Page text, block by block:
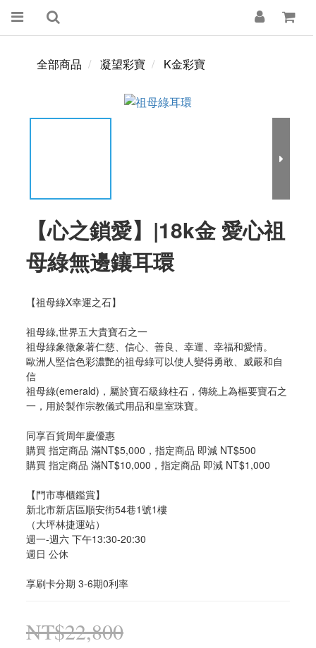
全部商品 凝望彩寶 K金彩寶
【心之鎖愛】|18k金 愛心祖
母綠無邊鑲耳環
【祖母綠X幸運之石】
祖母綠,世界五大貴寶石之一
祖母綠象徵象著仁慈、信心、善良、幸運、幸福和愛情。
歐洲人堅信色彩濃艷的祖母綠可以使人變得勇敢、威嚴和自
信
祖母綠(emerald)，屬於寶石級綠柱石，傳統上為樞要寶石之
一，用於製作宗教儀式用品和皇室珠寶。
同享百貨周年慶優惠
購買 指定商品 滿NT$5,000，指定商品 即減 NT$500
購買 指定商品 滿NT$10,000，指定商品 即減 NT$1,000
【門市專櫃鑑賞】
新北市新店區順安街54巷1號1樓
（大坪林捷運站）
週一-週六 下午13:30-20:30
週日 公休
享刷卡分期 3-6期0利率
NT$22,800